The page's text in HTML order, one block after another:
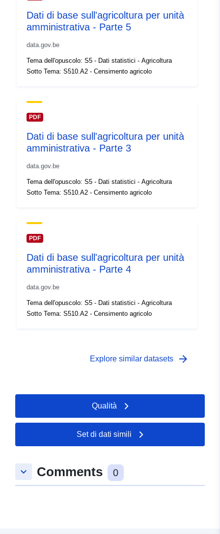
catalogo:
February 2024
Aggiornato su data.europa.eu:
Spaziale: Coordinate: [ [ 2.54, 51.51 ], [
Identificatori: Q14971#ID
Diritti di accesso: public
Dati di base sull'agricoltura per unità
amministrativa - Parte 5
data.gov.be
Tema dell'opuscolo: S5 - Dati statistici - Agricoltura
Sotto Tema: S510.A2 - Censimento agricolo
PDF
Dati di base sull'agricoltura per unità
amministrativa - Parte 3
data.gov.be
Tema dell'opuscolo: S5 - Dati statistici - Agricoltura
Sotto Tema: S510.A2 - Censimento agricolo
PDF
Dati di base sull'agricoltura per unità
amministrativa - Parte 4
data.gov.be
Tema dell'opuscolo: S5 - Dati statistici - Agricoltura
Sotto Tema: S510.A2 - Censimento agricolo
Explore similar datasets arrow_forward
Qualità
Set di dati simili
keyboard_arrow_down Comments 0